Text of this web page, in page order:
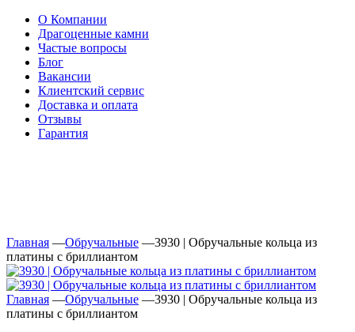
О Компании
Драгоценные камни
Частые вопросы
Блог
Вакансии
Клиентский сервис
Доставка и оплата
Отзывы
Гарантия
Главная —Обручальные —3930 | Обручальные кольца из
платины с бриллиантом
Главная —Обручальные —3930 | Обручальные кольца из
платины с бриллиантом